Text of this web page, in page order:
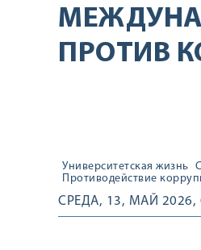
ПРОТИВ
Университетская жизнь
Противодействие
СРЕДА, 13, МАЙ 2026,